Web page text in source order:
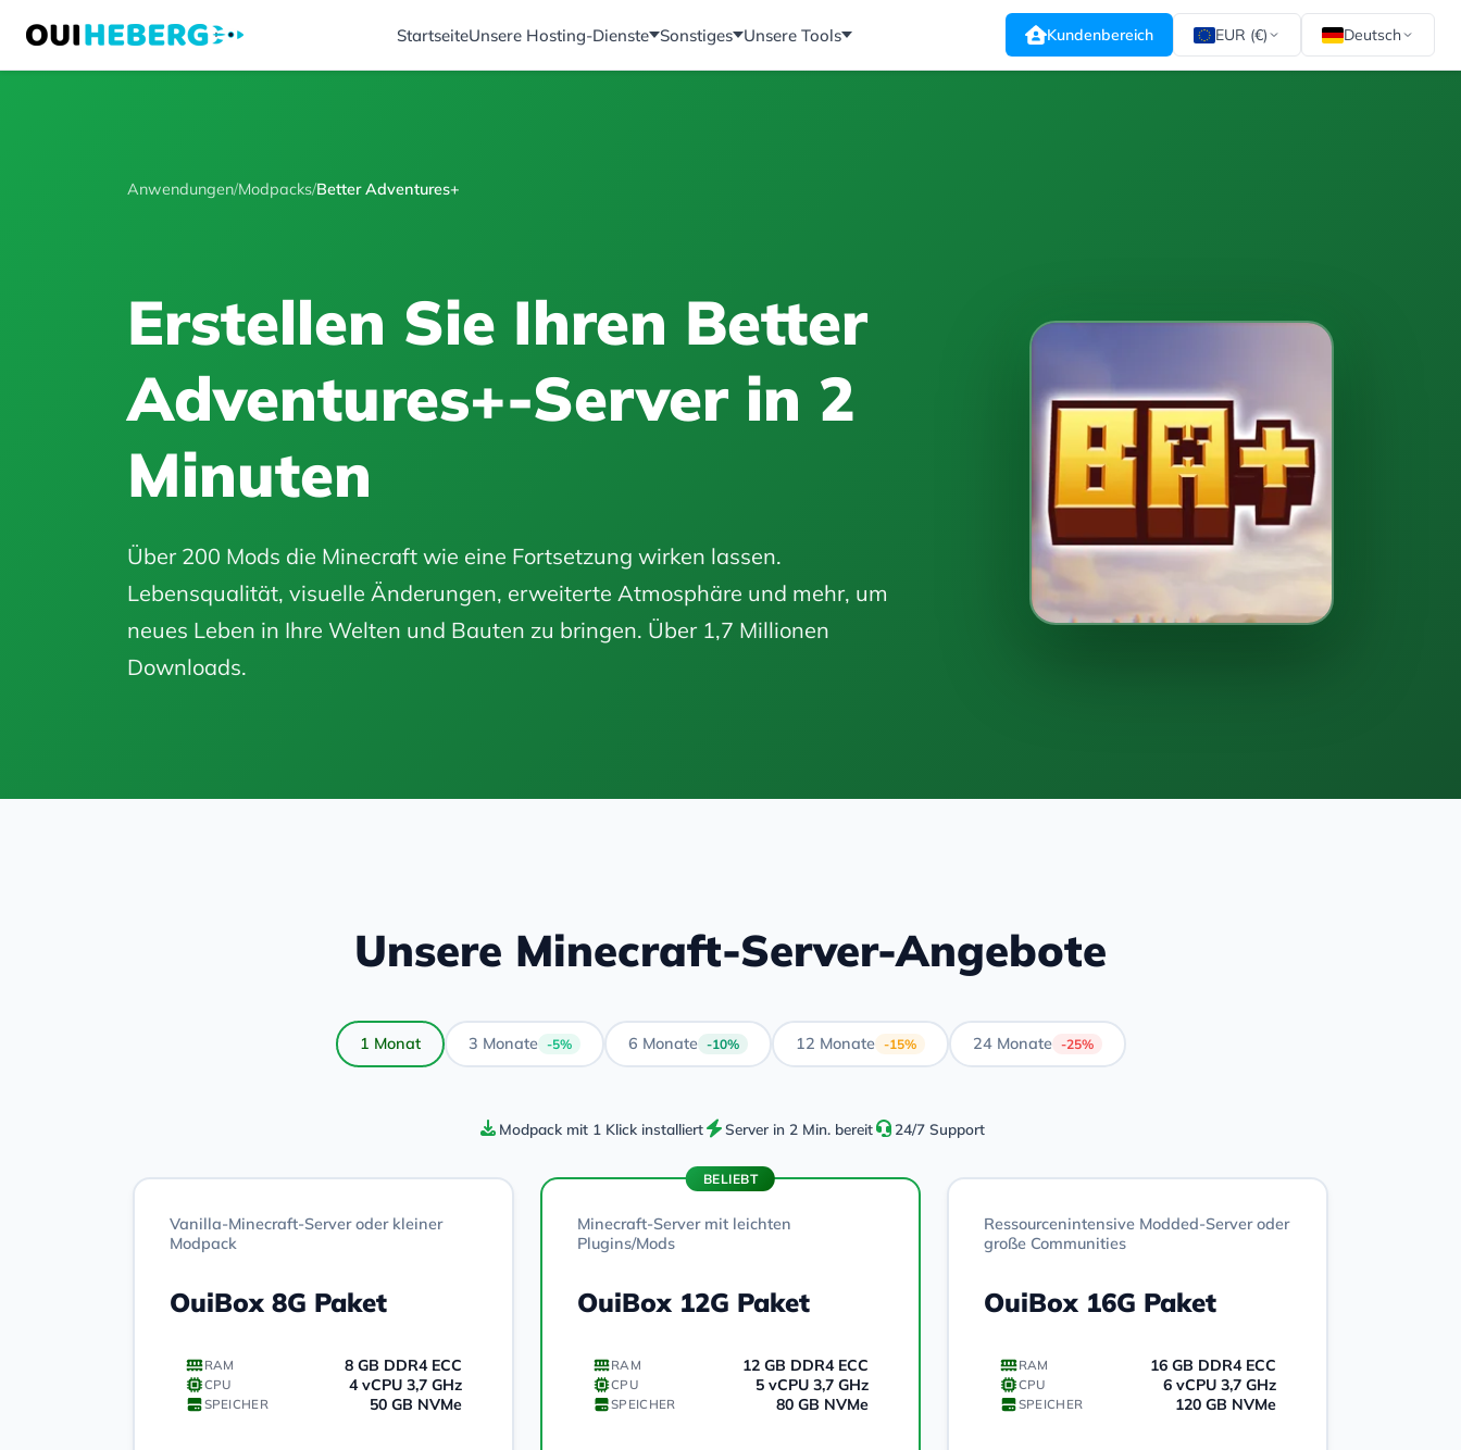
StartseiteUnsere Hosting-Dienste Sonstiges Unsere Tools Kundenbereich EUR (€) Deutsch
Anwendungen/Modpacks/Better Adventures+
Erstellen Sie Ihren Better
Adventures+-Server in 2
Minuten
Über 200 Mods die Minecraft wie eine Fortsetzung wirken lassen.
Lebensqualität, visuelle Änderungen, erweiterte Atmosphäre und mehr, um
neues Leben in Ihre Welten und Bauten zu bringen. Über 1,7 Millionen
Downloads.
Unsere Minecraft-Server-Angebote
1 Monat 3 Monate -5% 6 Monate -10% 12 Monate -15% 24 Monate -25%
Modpack mit 1 Klick installiert Server in 2 Min. bereit 24/7 Support
Vanilla-Minecraft-Server oder kleiner
Modpack
OuiBox 8G Paket
RAM 8 GB DDR4 ECC
CPU 4 vCPU 3,7 GHz
SPEICHER 50 GB NVMe
BELIEBT
Minecraft-Server mit leichten
Plugins/Mods
OuiBox 12G Paket
RAM 12 GB DDR4 ECC
CPU 5 vCPU 3,7 GHz
SPEICHER 80 GB NVMe
Ressourcenintensive Modded-Server oder
große Communities
OuiBox 16G Paket
RAM 16 GB DDR4 ECC
CPU 6 vCPU 3,7 GHz
SPEICHER 120 GB NVMe